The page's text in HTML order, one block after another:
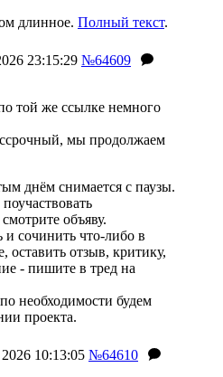
длинное. Полный текст.
23:15:29 №64609
той же ссылке немного
мы продолжаем
днём снимается с паузы.
объяву.
и сочинить что-либо в
оставить отзыв, критику,
- пишите в тред на
необходимости будем
проекта.
10:13:05 №64610